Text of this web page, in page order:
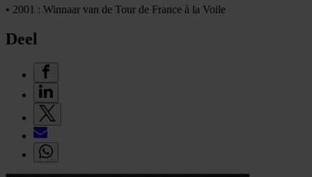
• 2001 : Winnaar van de Tour de France à la Voile
Deel